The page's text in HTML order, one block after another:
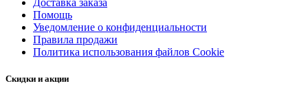
Помощь
Уведомление о конфиденциальности
Правила продажи
Политика использования файлов Cookie
Скидки и акции